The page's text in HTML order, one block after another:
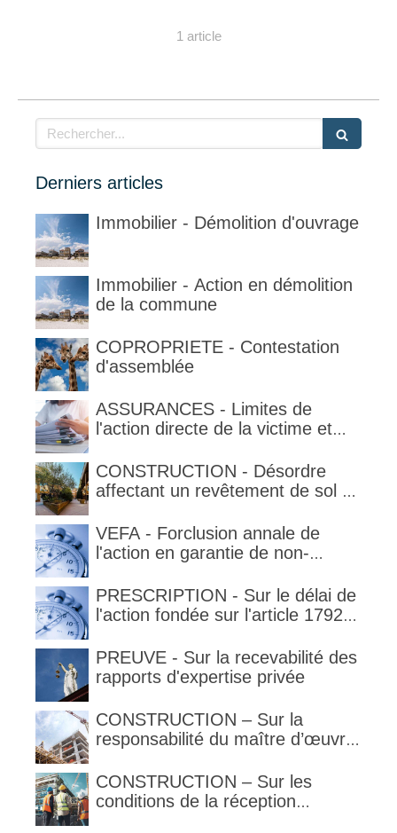
1 article
Rechercher
Derniers articles
Immobilier - Démolition d'ouvrage
Immobilier - Action en démolition
de la commune
COPROPRIETE - Contestation
d'assemblée
ASSURANCES - Limites de
l'action directe de la victime et
délimitant l'étendue temporelle de
la garantie en condition de la
CONSTRUCTION - Désordre
affectant un revêtement de sol et
VEFA - Forclusion annale de
l'action en garantie de non-
PRESCRIPTION - Sur le délai de
l'action fondée sur l'article 1792-
PREUVE - Sur la recevabilité des
rapports d'expertise privée
CONSTRUCTION – Sur la
responsabilité du maître d’œuvre
l’architecte supporte une
obligation de contrôle étendu
CONSTRUCTION – Sur les
conditions de la réception